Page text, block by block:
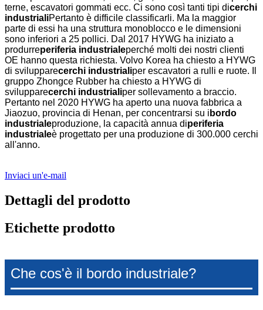
terne, escavatori gommati ecc. Ci sono così tanti tipi dicerchi
industrialiPertanto è difficile classificarli. Ma la maggior
parte di essi ha una struttura monoblocco e le dimensioni
sono inferiori a 25 pollici. Dal 2017 HYWG ha iniziato a
produrreperiferia industrialeperché molti dei nostri clienti
OE hanno questa richiesta. Volvo Korea ha chiesto a HYWG
di svilupparecerchi industrialiper escavatori a rulli e ruote. Il
gruppo Zhongce Rubber ha chiesto a HYWG di
svilupparecerchi industrialiper sollevamento a braccio.
Pertanto nel 2020 HYWG ha aperto una nuova fabbrica a
Jiaozuo, provincia di Henan, per concentrarsi su i bordo
industrialeproduzione, la capacità annua diperiferia
industrialeè progettato per una produzione di 300.000 cerchi
all'anno.
Inviaci un'e-mail
Dettagli del prodotto
Etichette prodotto
Che cos'è il bordo industriale?